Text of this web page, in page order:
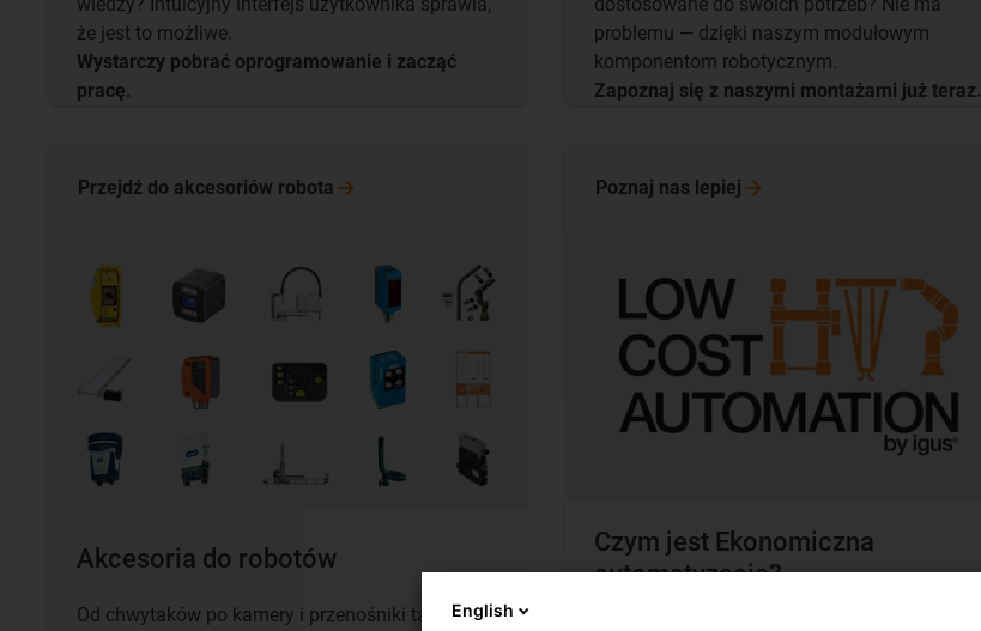
że jest to możliwe.
Wystarczy pobrać oprogramowanie i zacząć
pracę.
problemu — dzięki naszym modułowym
komponentom robotycznym.
Zapoznaj się z naszymi montażami już teraz.
Akcesoria do robotów
Od chwytaków po kamery i przenośniki taśmowe:
Przejdź do akcesoriów robota
Czym jest Ekonomiczna
automatyzacja?
Poznaj nas lepiej
English